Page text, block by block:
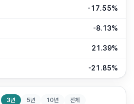
-17.55%
-8.13%
21.39%
-21.85%
3년 5년 10년 전체